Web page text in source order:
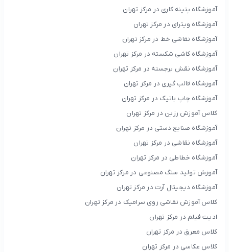
آموزشگاه پتینه کاری در مرکز تهران
آموزشگاه ویترای در مرکز تهران
آموزشگاه نقاشی خط در مرکز تهران
آموزشگاه کاشی شکسته در مرکز تهران
آموزشگاه نقش برجسته در مرکز تهران
آموزشگاه قالب گیری در مرکز تهران
آموزشگاه چاپ باتیک در مرکز تهران
کلاس آموزش رزین در مرکز تهران
آموزشگاه صنایع دستی در مرکز تهران
آموزشگاه نقاشی در مرکز تهران
آموزشگاه خطاطی در مرکز تهران
آموزش تولید سنگ مصنوعی در مرکز تهران
آموزشگاه دیجیتال آرت در مرکز تهران
کلاس آموزش نقاشی روی سرامیک در مرکز تهران
ادیت فیلم در مرکز تهران
کلاس معرق در مرکز تهران
کلاس عکاسی در مرکز تهران